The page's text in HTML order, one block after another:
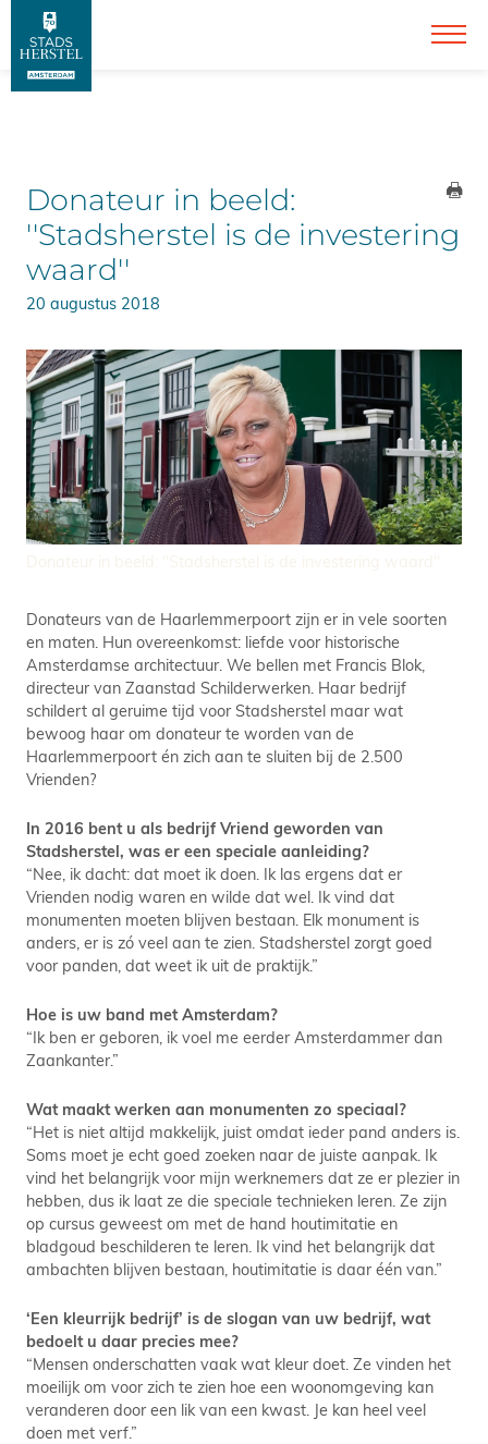
Donateur in beeld:
''Stadsherstel is de investering
waard''
20 augustus 2018
Donateurs van de Haarlemmerpoort zijn er in vele soorten
en maten. Hun overeenkomst: liefde voor historische
Amsterdamse architectuur. We bellen met Francis Blok,
directeur van Zaanstad Schilderwerken. Haar bedrijf
schildert al geruime tijd voor Stadsherstel maar wat
bewoog haar om donateur te worden van de
Haarlemmerpoort én zich aan te sluiten bij de 2.500
Vrienden?
In 2016 bent u als bedrijf Vriend geworden van
Stadsherstel, was er een speciale aanleiding?
“Nee, ik dacht: dat moet ik doen. Ik las ergens dat er
Vrienden nodig waren en wilde dat wel. Ik vind dat
monumenten moeten blijven bestaan. Elk monument is
anders, er is zó veel aan te zien. Stadsherstel zorgt goed
voor panden, dat weet ik uit de praktijk.”
Hoe is uw band met Amsterdam?
“Ik ben er geboren, ik voel me eerder Amsterdammer dan
Zaankanter.”
Wat maakt werken aan monumenten zo speciaal?
“Het is niet altijd makkelijk, juist omdat ieder pand anders is.
Soms moet je echt goed zoeken naar de juiste aanpak. Ik
vind het belangrijk voor mijn werknemers dat ze er plezier in
hebben, dus ik laat ze die speciale technieken leren. Ze zijn
op cursus geweest om met de hand houtimitatie en
bladgoud beschilderen te leren. Ik vind het belangrijk dat
ambachten blijven bestaan, houtimitatie is daar één van.”
‘Een kleurrijk bedrijf’ is de slogan van uw bedrijf, wat
bedoelt u daar precies mee?
“Mensen onderschatten vaak wat kleur doet. Ze vinden het
moeilijk om voor zich te zien hoe een woonomgeving kan
veranderen door een lik van een kwast. Je kan heel veel
doen met verf.”